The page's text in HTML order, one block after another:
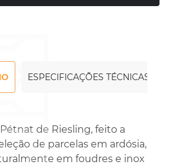
ESPECIFICAÇÕES TÉCNICAS
de Riesling, feito a
de parcelas em ardósia,
em foudres e inox